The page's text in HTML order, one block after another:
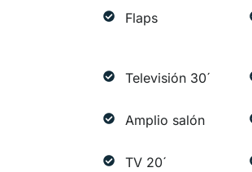
Flaps
Televisión 30´
Amplio salón
TV 20´